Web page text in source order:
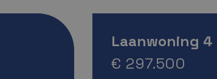
Laanwoning 4
€ 297.500